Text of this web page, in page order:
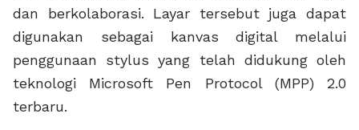
dan berkolaborasi. Layar tersebut juga dapat
digunakan sebagai kanvas digital melalui
penggunaan stylus yang telah didukung oleh
teknologi Microsoft Pen Protocol (MPP) 2.0
terbaru.